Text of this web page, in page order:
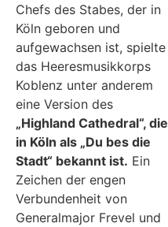
Chefs des Stabes, der in
Köln geboren und
aufgewachsen ist, spielte
das Heeresmusikkorps
Koblenz unter anderem
eine Version des
„Highland Cathedral“, die
in Köln als „Du bes die
Stadt“ bekannt ist. Ein
Zeichen der engen
Verbundenheit von
Generalmajor Frevel und